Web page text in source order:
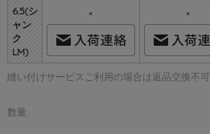
6.5(シ
ャン
ク
LM)
× ×
縫い付けサービスご利用の場合は返品交換不可:
数量: